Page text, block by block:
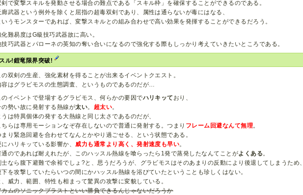
剣で変撃スキルを発動させる場合の難点である「スキル枠」を確保することができるのである。
廊武器という例外を除くと屈指の超毒双剣であり、属性は通らないが毒にはなる、
いうモンスターであれば、変撃スキルとの組み合わせで高い効果を発揮することができるだろう。
化難易度はG級技巧武器故に高い。
技巧武器とパローネの英知の奪い合いになるので強化する際もしっかり考えていきたいところである。
ル!鎧竜限界突破!
の双剣の生産、強化素材を得ることが出来るイベントクエスト。
容はグラビモスの生態調査、というものであるのだが…
のイベントで登場するグラビモス、何らかの要因でハリキッて おり、
の勢い故に発射する熱線が太い。 超太い。
うは特異個体の発する大熱線と同じ太さであるのだが、
ちらは専用モーションなぞ存在しないので普通に発射する。つまり フレーム回避なんて無理。
まり緊急回避を合わせてなんとかやり過ごせる、という状態である。
にハリキッている影響か、威力も通常より高く、発射速度も早い。
通のであれば耐えれたが、このハッスル熱線を喰らったら1発で蒸発したなんてことがよくある。
士なら腹下避難で余裕でしょ?と、思うだろうが、グラビモスはそのあまりの反動により後退してしまうため、
下を攻撃していたらいつの間にかハッスル熱線を浴びていたということも珍しくはない。
、威力、範囲、特性も相まって驚異の攻撃に変貌している。
カムのソニックブラストといい勝負できるんじゃないだろうか